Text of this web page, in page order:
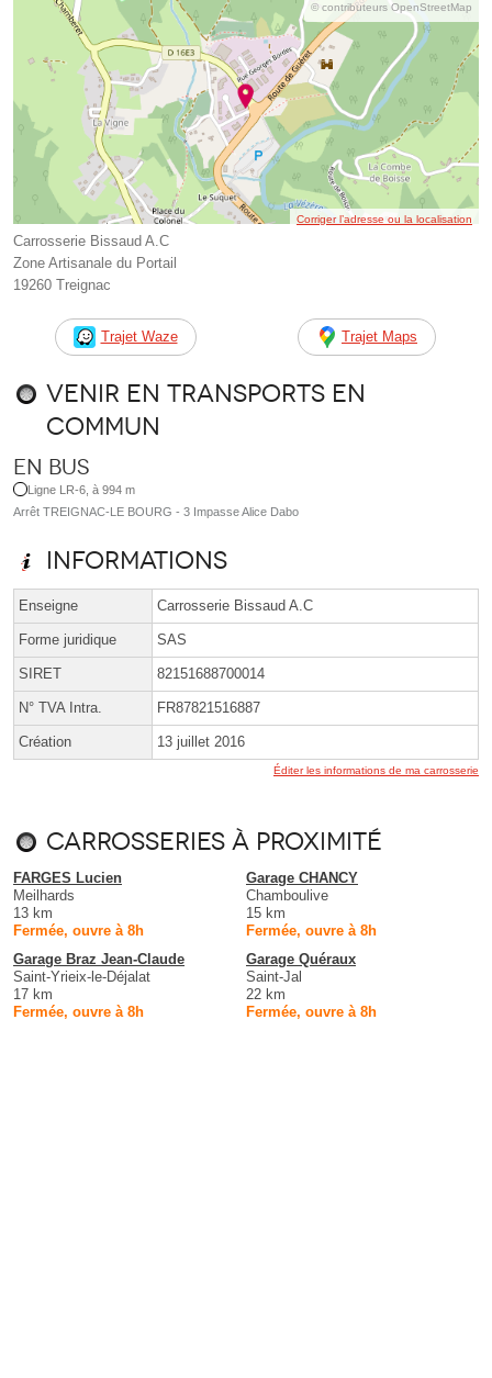
© contributeurs OpenStreetMap
Corriger l’adresse ou la localisation
Carrosserie Bissaud A.C
Zone Artisanale du Portail
19260 Treignac
Trajet Waze Trajet Maps
Venir en transports en
commun
En bus
Ligne LR-6, à 994 m
Arrêt TREIGNAC-LE BOURG - 3 Impasse Alice Dabo
Informations
Enseigne Carrosserie Bissaud A.C
Forme juridique SAS
SIRET 82151688700014
N° TVA Intra. FR87821516887
Création 13 juillet 2016
Éditer les informations de ma carrosserie
Carrosseries à proximité
FARGES Lucien
Meilhards
13 km
Fermée, ouvre à 8h
Garage CHANCY
Chamboulive
15 km
Fermée, ouvre à 8h
Garage Braz Jean-Claude
Saint-Yrieix-le-Déjalat
17 km
Fermée, ouvre à 8h
Garage Quéraux
Saint-Jal
22 km
Fermée, ouvre à 8h